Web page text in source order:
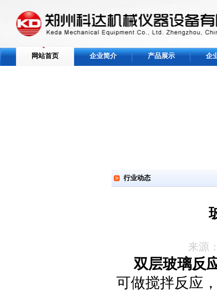
网站首页 企业简介 产品展示 企
行业动态
来源
双层玻璃反
可做搅拌反应